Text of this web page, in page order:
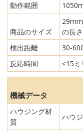
動作範囲
商品のサイズ
の長さ
検出距離
30-
反応時間
≤15ミ
機械データ
ハウジング材
質
ハウ